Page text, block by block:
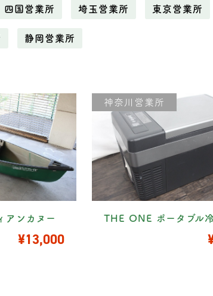
四国営業所 埼玉営業所 東京営業所
静岡営業所
アンカヌー
¥13,000
神奈川営業所
THE ONE ポータブル